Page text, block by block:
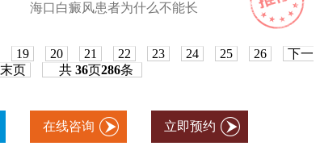
海口白癜风患者为什么不能长
19 20 21 22 23 24 25 26
下一
末页 共 36页286条
在线咨询 立即预约